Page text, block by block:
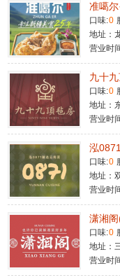
准噶
口味:0
地址：
营业时
九十
口味:0
地址：
营业时
泓
口味:0
地址：
营业时
潇湘
口味:0
地址：
营业时